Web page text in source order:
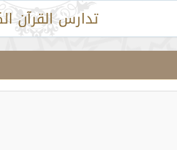
تدارس القرآن